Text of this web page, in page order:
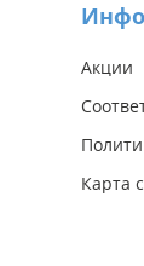
Акции
Карта